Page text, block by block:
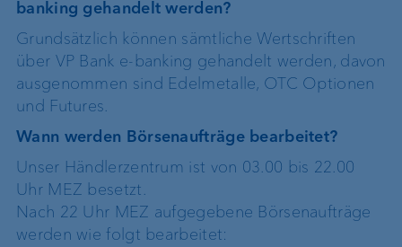
banking gehandelt werden?
Grundsätzlich können sämtliche Wertschriften
über VP Bank e-banking gehandelt werden, davon
ausgenommen sind Edelmetalle, OTC Optionen
und Futures.
Wann werden Börsenaufträge bearbeitet?
Unser Händlerzentrum ist von 03.00 bis 22.00
Uhr MEZ besetzt.
Nach 22 Uhr MEZ aufgegebene Börsenaufträge
werden wie folgt bearbeitet: